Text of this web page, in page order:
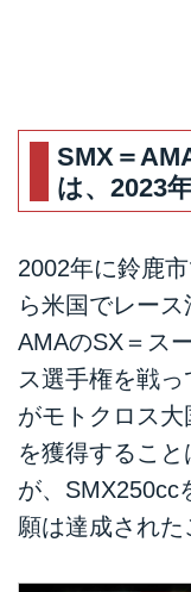
SMX＝
は、2023
2002年に鈴鹿
ら米国でレー
AMAのSX＝ス
ス選手権を戦
がモトクロス
を獲得するこ
が、SMX250cc
願は達成された